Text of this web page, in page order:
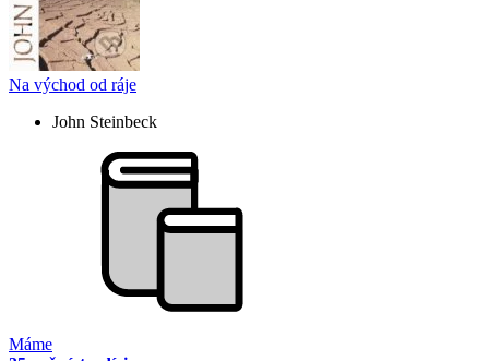
Na východ od ráje
John Steinbeck
Máme